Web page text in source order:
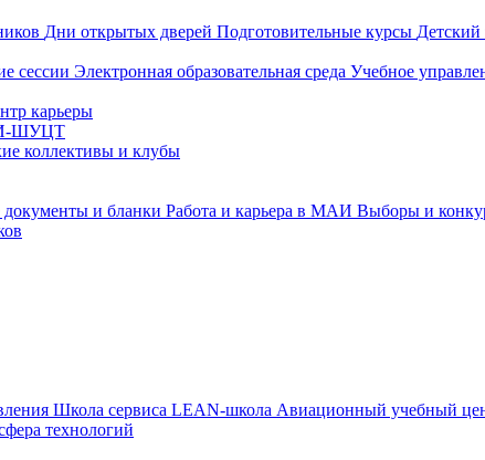
Дни открытых дверей Подготовительные курсы Детский
сессии Электронная образовательная среда Учебное
карьеры
ШУЦТ
коллективы и клубы
и бланки Работа и карьера в МАИ Выборы и
Школа сервиса LEAN-школа Авиационный учебный
технологий